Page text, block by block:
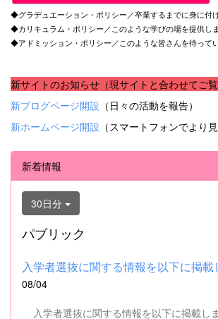
◆グラデュエーション・ポリシー／卒業するまでに身に付
◆カリキュラム・ポリシー／このような学びの場を提供し
◆アドミッション・ポリシー／このような皆さんを待って
新サイトのお知らせ（現サイトと合わせてご覧
新ブログページ開設 （日々の活動を報告）
新ホームページ開設 （スマートフォンでより
新着情報
30日分
パブリック
08/04
入学者選抜に関する情報を以下に掲載しま